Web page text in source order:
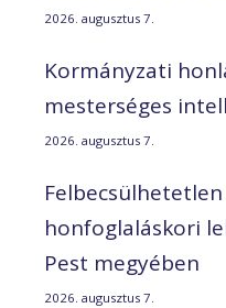
2026. augusztus 7.
Kormányzati
mesterséges
2026. augusztus 7.
honfoglaláskori
Pest megyében
2026. augusztus 7.